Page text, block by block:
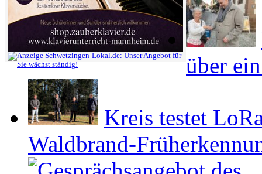
über
Kreis testet
Waldbrand-